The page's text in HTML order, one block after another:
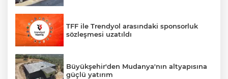
TFF ile Trendyol arasındaki sponsorluk
sözleşmesi uzatıldı
Büyükşehir'den Mudanya'nın altyapısına
güçlü yatırım